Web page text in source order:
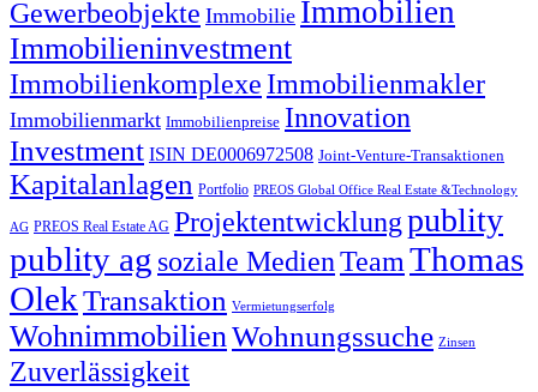
Gewerbeobjekte Immobilie Immobilien
Immobilieninvestment
Immobilienkomplexe Immobilienmakler
Immobilienmarkt Immobilienpreise Innovation
Investment ISIN DE0006972508 Joint-Venture-Transaktionen
Kapitalanlagen Portfolio PREOS Global Office Real Estate &Technology
AG PREOS Real Estate AG Projektentwicklungpublity
publity ag soziale MedienTeam Thomas
OlekTransaktion Vermietungserfolg
WohnimmobilienWohnungssuche Zinsen
Zuverlässigkeit